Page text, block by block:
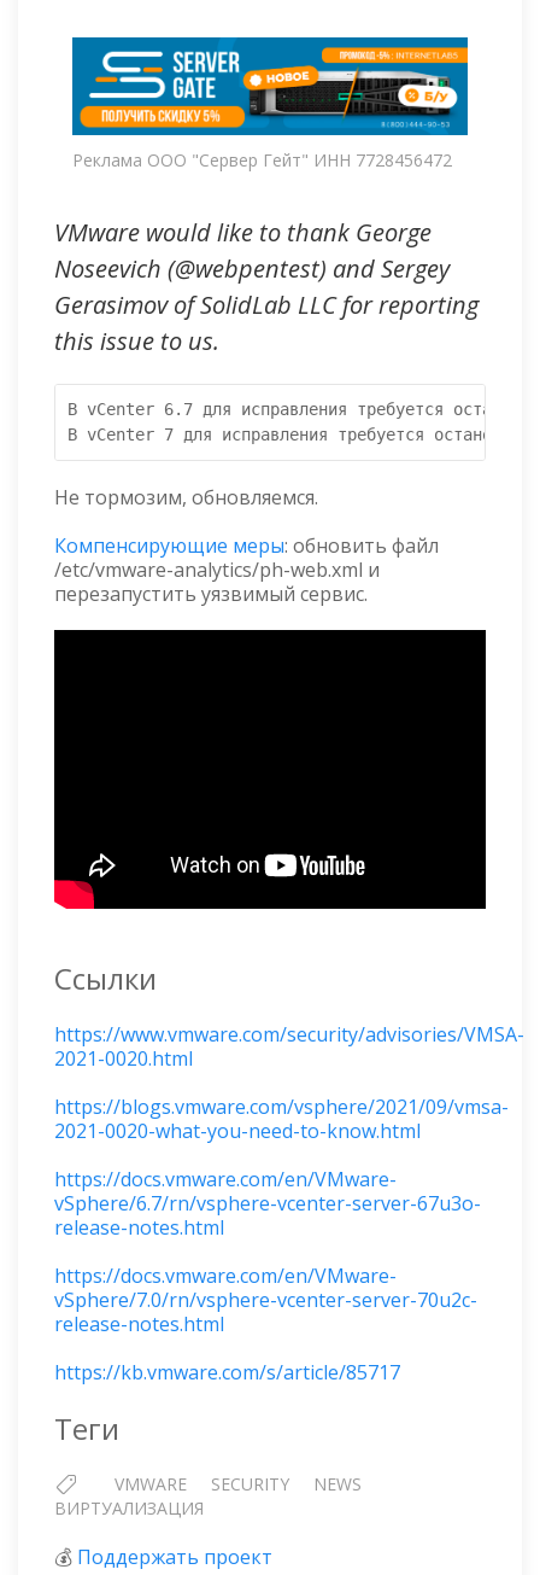
Реклама ООО "Сервер Гейт" ИНН 7728456472
VMware would like to thank George
Noseevich (@webpentest) and Sergey
Gerasimov of SolidLab LLC for reporting
this issue to us.
В vCenter 6.7 для исправления требуется
В vCenter 7 для исправления требуется
Не тормозим, обновляемся.
Компенсирующие меры: обновить файл
/etc/vmware-analytics/ph-web.xml и
перезапустить уязвимый сервис.
Ссылки
https://www.vmware.com/security/advisories/VMSA-
2021-0020.html
https://blogs.vmware.com/vsphere/2021/09/vmsa-
2021-0020-what-you-need-to-know.html
https://docs.vmware.com/en/VMware-
vSphere/6.7/rn/vsphere-vcenter-server-67u3o-
release-notes.html
https://docs.vmware.com/en/VMware-
vSphere/7.0/rn/vsphere-vcenter-server-70u2c-
release-notes.html
https://kb.vmware.com/s/article/85717
Теги
VMWARE SECURITY
NEWS
ВИРТУАЛИЗАЦИЯ
💰 Поддержать проект